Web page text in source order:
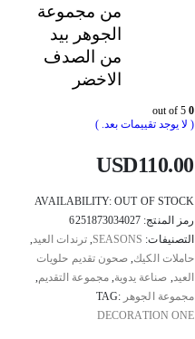
من مجموعة
الجوهر بيد
من الصدف
الاخضر
0
( لا يوجد تقييمات بعد. )
USD110.00
AVAILABILITY:OUT OF STOCK
رمز المنتج: 6251873034027
التصنيفات: SEASONS
,ترندات العيد,
حاملات الكيك, صحون تقديم حلويات
العيد, صناعة يدوية,مجموعة التقديم,
مجموعة الجوهر TAG:
DECORATION ONE